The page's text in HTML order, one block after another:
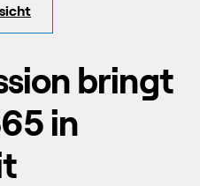
bringt
in